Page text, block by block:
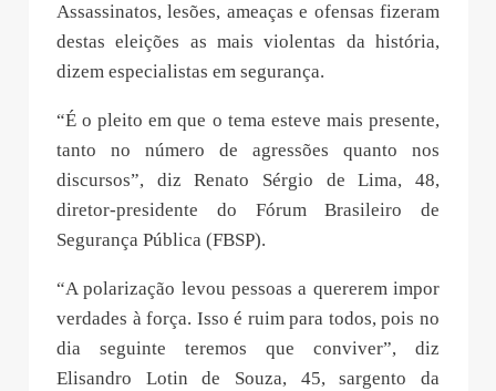
Assassinatos, lesões, ameaças e ofensas fizeram
destas eleições as mais violentas da história,
dizem especialistas em segurança.
“É o pleito em que o tema esteve mais presente,
tanto no número de agressões quanto nos
discursos”, diz Renato Sérgio de Lima, 48,
diretor-presidente do Fórum Brasileiro de
Segurança Pública (FBSP).
“A polarização levou pessoas a quererem impor
verdades à força. Isso é ruim para todos, pois no
dia seguinte teremos que conviver”, diz
Elisandro Lotin de Souza, 45, sargento da